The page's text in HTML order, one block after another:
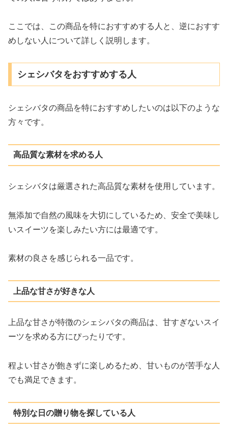
ここでは、この商品を特におすすめする人と、逆におすす
めしない人について詳しく説明します。
シェシバタをおすすめする人
シェシバタの商品を特におすすめしたいのは以下のような
方々です。
高品質な素材を求める人
シェシバタは厳選された高品質な素材を使用しています。
無添加で自然の風味を大切にしているため、安全で美味し
いスイーツを楽しみたい方には最適です。
素材の良さを感じられる一品です。
上品な甘さが好きな人
上品な甘さが特徴のシェシバタの商品は、甘すぎないスイ
ーツを求める方にぴったりです。
程よい甘さが飽きずに楽しめるため、甘いものが苦手な人
でも満足できます。
特別な日の贈り物を探している人